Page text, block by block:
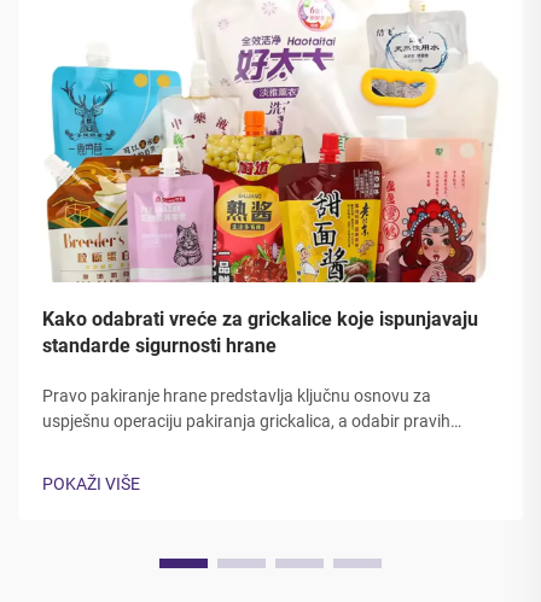
Kako odabrati vreće za grickalice koje ispunjavaju
standarde sigurnosti hrane
Pravo pakiranje hrane predstavlja ključnu osnovu za
uspješnu operaciju pakiranja grickalica, a odabir pravih
regulatornih standarda, svojstava materijala i najboljih praksi
POKAŽI VIŠE